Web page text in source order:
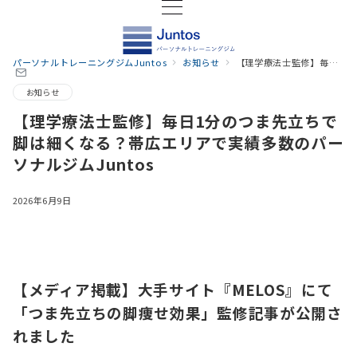
パーソナルトレーニングジムJuntos お知らせ 【理学療法士監修】毎日1分のつま先立ちで脚は細くなる？帯広エリアで実績多数のパーソナルジムJuntos
お知らせ
【理学療法士監修】毎日1分のつま先立ちで
脚は細くなる？帯広エリアで実績多数のパー
ソナルジムJuntos
2026年6月9日
【メディア掲載】大手サイト『MELOS』にて
「つま先立ちの脚痩せ効果」監修記事が公開さ
れました